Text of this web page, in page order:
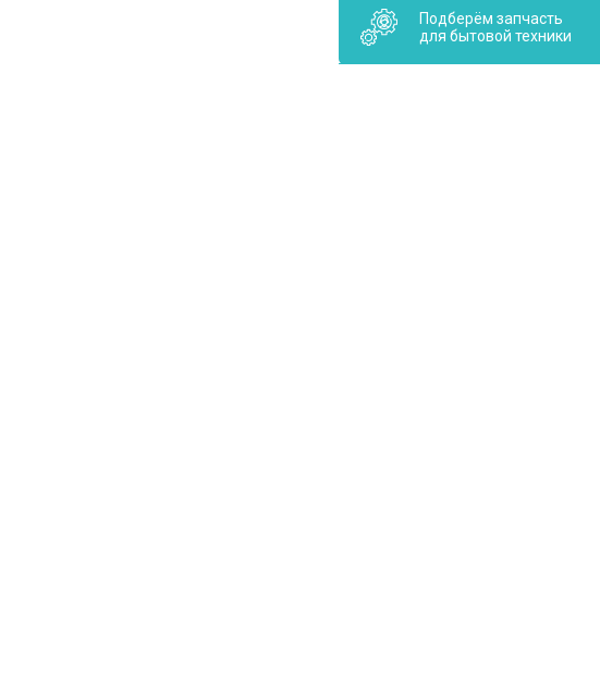
Подберём запчасть
для бытовой техники